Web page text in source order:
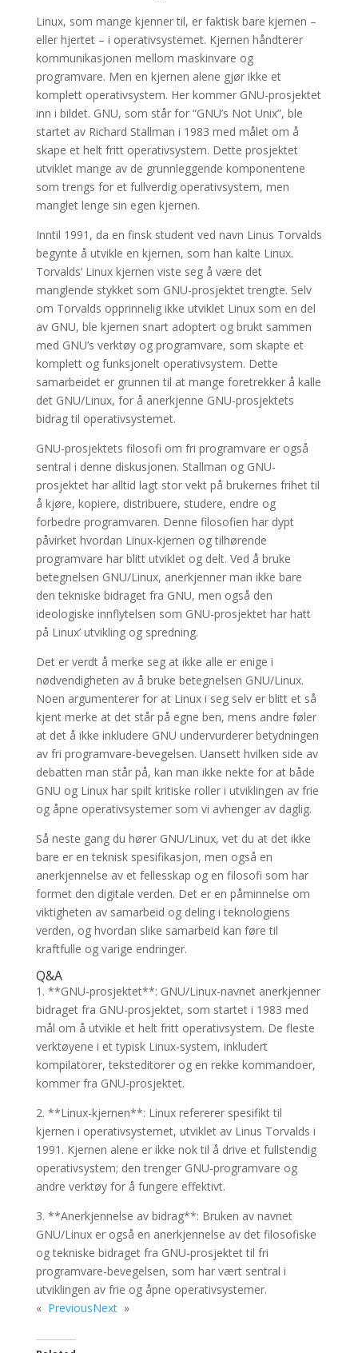
Linux, som mange kjenner til, er faktisk bare kjernen –
eller hjertet – i operativsystemet. Kjernen håndterer
kommunikasjonen mellom maskinvare og
programvare. Men en kjernen alene gjør ikke et
komplett operativsystem. Her kommer GNU-prosjektet
inn i bildet. GNU, som står for “GNU’s Not Unix”, ble
startet av Richard Stallman i 1983 med målet om å
skape et helt fritt operativsystem. Dette prosjektet
utviklet mange av de grunnleggende komponentene
som trengs for et fullverdig operativsystem, men
manglet lenge sin egen kjernen.
Inntil 1991, da en finsk student ved navn Linus Torvalds
begynte å utvikle en kjernen, som han kalte Linux.
Torvalds’ Linux kjernen viste seg å være det
manglende stykket som GNU-prosjektet trengte. Selv
om Torvalds opprinnelig ikke utviklet Linux som en del
av GNU, ble kjernen snart adoptert og brukt sammen
med GNU’s verktøy og programvare, som skapte et
komplett og funksjonelt operativsystem. Dette
samarbeidet er grunnen til at mange foretrekker å kalle
det GNU/Linux, for å anerkjenne GNU-prosjektets
bidrag til operativsystemet.
GNU-prosjektets filosofi om fri programvare er også
sentral i denne diskusjonen. Stallman og GNU-
prosjektet har alltid lagt stor vekt på brukernes frihet til
å kjøre, kopiere, distribuere, studere, endre og
forbedre programvaren. Denne filosofien har dypt
påvirket hvordan Linux-kjernen og tilhørende
programvare har blitt utviklet og delt. Ved å bruke
betegnelsen GNU/Linux, anerkjenner man ikke bare
den tekniske bidraget fra GNU, men også den
ideologiske innflytelsen som GNU-prosjektet har hatt
på Linux’ utvikling og spredning.
Det er verdt å merke seg at ikke alle er enige i
nødvendigheten av å bruke betegnelsen GNU/Linux.
Noen argumenterer for at Linux i seg selv er blitt et så
kjent merke at det står på egne ben, mens andre føler
at det å ikke inkludere GNU undervurderer betydningen
av fri programvare-bevegelsen. Uansett hvilken side av
debatten man står på, kan man ikke nekte for at både
GNU og Linux har spilt kritiske roller i utviklingen av frie
og åpne operativsystemer som vi avhenger av daglig.
Så neste gang du hører GNU/Linux, vet du at det ikke
bare er en teknisk spesifikasjon, men også en
anerkjennelse av et fellesskap og en filosofi som har
formet den digitale verden. Det er en påminnelse om
viktigheten av samarbeid og deling i teknologiens
verden, og hvordan slike samarbeid kan føre til
kraftfulle og varige endringer.
Q&A
1. **GNU-prosjektet**: GNU/Linux-navnet anerkjenner
bidraget fra GNU-prosjektet, som startet i 1983 med
mål om å utvikle et helt fritt operativsystem. De fleste
verktøyene i et typisk Linux-system, inkludert
kompilatorer, teksteditorer og en rekke kommandoer,
kommer fra GNU-prosjektet.
2. **Linux-kjernen**: Linux refererer spesifikt til
kjernen i operativsystemet, utviklet av Linus Torvalds i
1991. Kjernen alene er ikke nok til å drive et fullstendig
operativsystem; den trenger GNU-programvare og
andre verktøy for å fungere effektivt.
3. **Anerkjennelse av bidrag**: Bruken av navnet
GNU/Linux er også en anerkjennelse av det filosofiske
og tekniske bidraget fra GNU-prosjektet til fri
programvare-bevegelsen, som har vært sentral i
utviklingen av frie og åpne operativsystemer.
« PreviousNext »